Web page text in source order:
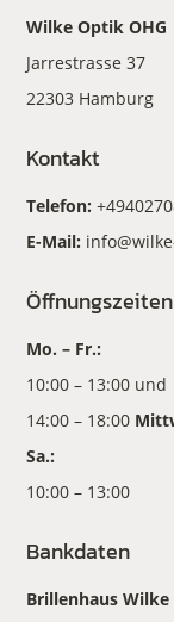
Wilke Optik OHG
Jarrestrasse 37
22303 Hamburg
Kontakt
Telefon:
E-Mail:
Öffnungszeiten
Mo. – Fr.:
10:00 – 13:00 und
14:00 – 18:00
Sa.:
10:00 – 13:00
Bankdaten
Brillenhaus Wilke